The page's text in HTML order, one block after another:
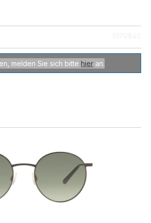
melden Sie sich bitte hier an.